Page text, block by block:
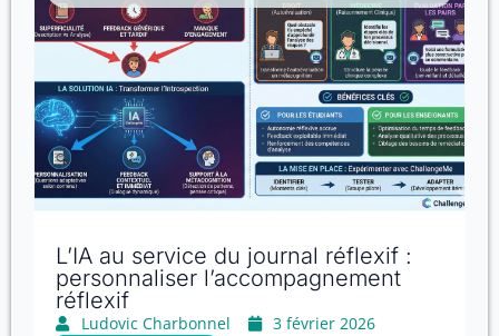
L’IA au service du journal réflexif :
personnaliser l’accompagnement
réflexif
Ludovic Charbonnel
3 février 2026